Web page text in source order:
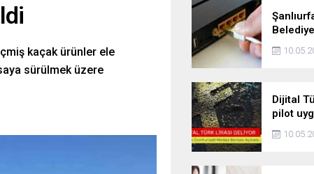
kaçak ürünler ele
sürülmek üzere
ihaleye
Dijital
pilot